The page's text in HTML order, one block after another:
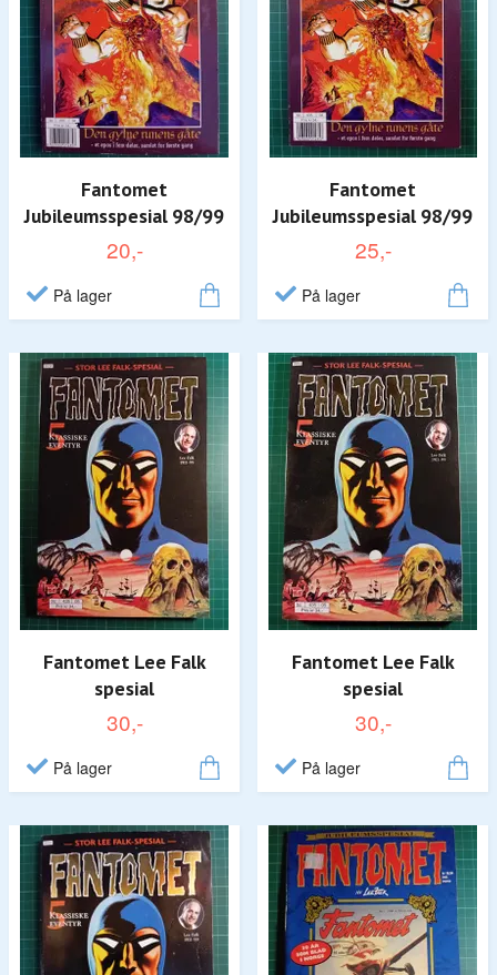
Fantomet
Jubileumsspesial 98/99
20,-
På lager
Fantomet
Jubileumsspesial 98/99
25,-
På lager
Fantomet Lee Falk
spesial
30,-
På lager
Fantomet Lee Falk
spesial
30,-
På lager